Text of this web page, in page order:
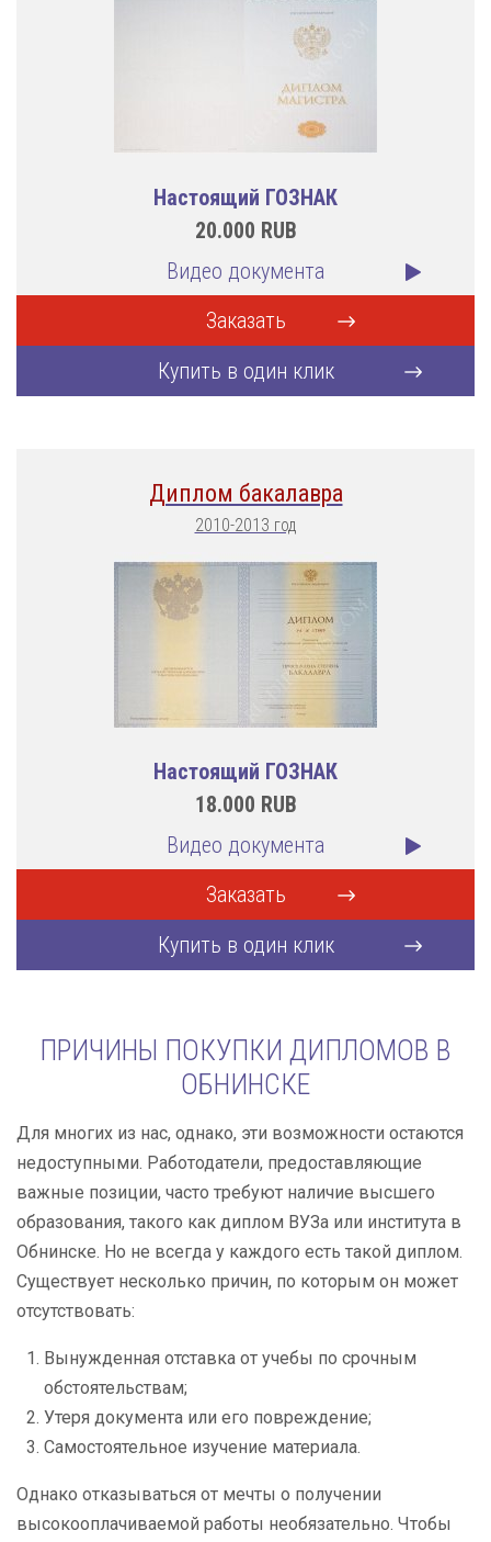
Настоящий ГОЗНАК
20.000 RUB
Видео документа
Заказать
Купить в один клик
Диплом бакалавра
2010-2013 год
Настоящий ГОЗНАК
18.000 RUB
Видео документа
Заказать
Купить в один клик
ПРИЧИНЫ ПОКУПКИ ДИПЛОМОВ В
ОБНИНСКЕ
Для многих из нас, однако, эти возможности остаются
недоступными. Работодатели, предоставляющие
важные позиции, часто требуют наличие высшего
образования, такого как диплом ВУЗа или института в
Обнинске. Но не всегда у каждого есть такой диплом.
Существует несколько причин, по которым он может
отсутствовать:
Вынужденная отставка от учебы по срочным
обстоятельствам;
Утеря документа или его повреждение;
Самостоятельное изучение материала.
Однако отказываться от мечты о получении
высокооплачиваемой работы необязательно. Чтобы